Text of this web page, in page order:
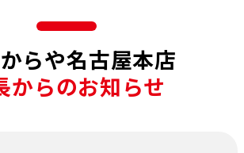
らや名古屋本店
からのお知らせ